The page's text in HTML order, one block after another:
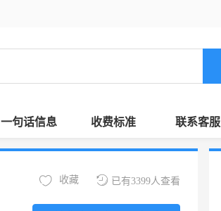
一句话信息 收费标准 联系客服
已有3399人查看
收藏